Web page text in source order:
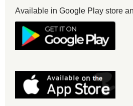
Available in Google Play store